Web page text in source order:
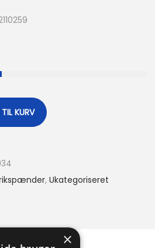
KURV
, Ukategoriseret
×